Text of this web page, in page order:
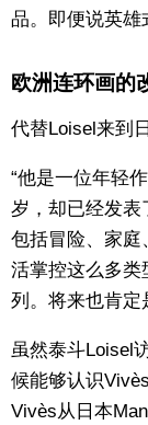
品。即便说英雄
欧洲连环画的
代替Loisel来到
“他是一位年轻
岁，却已经发表
包括冒险、家庭
活掌控这么多类
列。将来也肯定
虽然泰斗Loisel
候能够认识
Vivès从日本